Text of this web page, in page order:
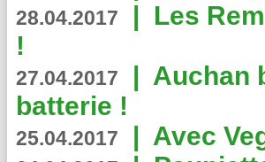
28.04.2017 | Les
!
27.04.2017 | Auchan
batterie !
25.04.2017 | Avec